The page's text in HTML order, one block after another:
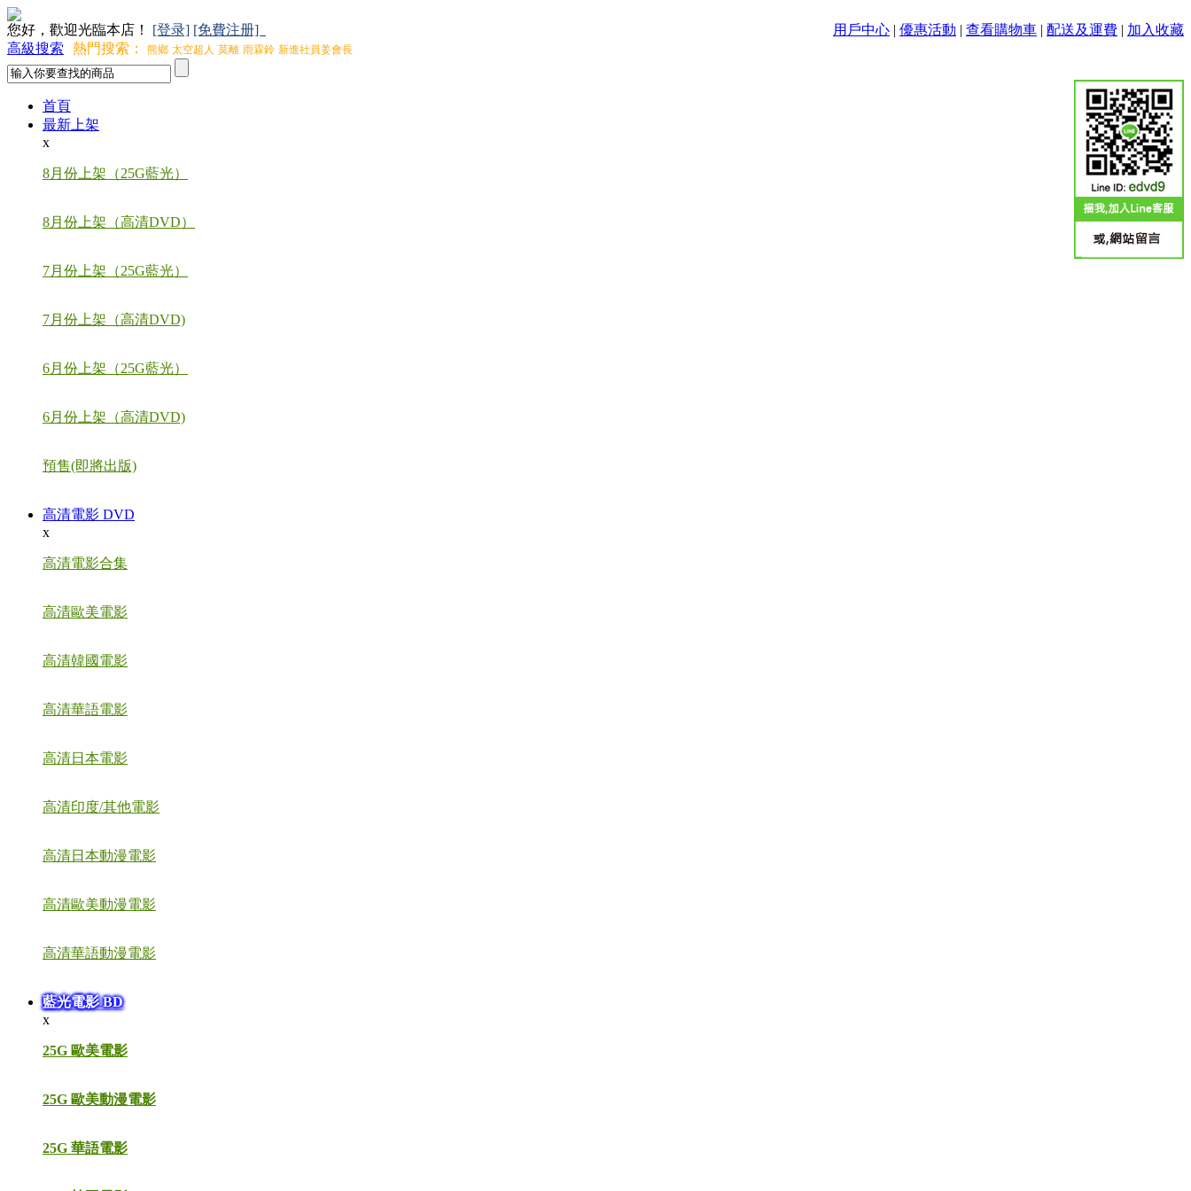
您好，歡迎光臨本店！ [登录] [免費注册] 用戶中心 | 優惠活動 | 查看購物車 | 配送及運費 | 加入收藏
高級搜索
熱門搜索： 熊鄉 太空超人 莫離 雨霖鈴 新進社員姜會長
首頁
最新上架
x
8月份上架（25G藍光）
8月份上架（高清DVD）
7月份上架（25G藍光）
7月份上架（高清DVD)
6月份上架（25G藍光）
6月份上架（高清DVD)
預售(即將出版)
高清電影 DVD
x
高清電影合集
高清歐美電影
高清韓國電影
高清華語電影
高清日本電影
高清印度/其他電影
高清日本動漫電影
高清歐美動漫電影
高清華語動漫電影
藍光電影 BD
x
25G 歐美電影
25G 歐美動漫電影
25G 華語電影